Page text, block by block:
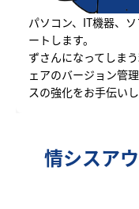
パソコン、IT機器、
ートします。
ずさんになってしま
ェアのバージョン管
スの強化をお手伝いし
情シスア